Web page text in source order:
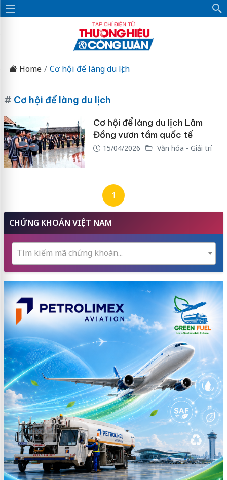
Home Cơ hội để làng du lịch
# Cơ hội để làng du lịch
Cơ hội để làng du lịch Lâm
Đồng vươn tầm quốc tế
15/04/2026 Văn hóa - Giải trí
1
CHỨNG KHOÁN VIỆT NAM
Tìm kiếm mã chứng khoán...